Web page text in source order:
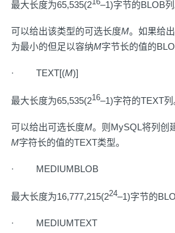
最大长度为65,535(2 –1)字节的BLOB列
可以给出该类型的可选长度M。如果给
为最小的但足以容纳M字节长的值的
· TEXT[(M)]
最大长度为65,535(216–1)字符的TEXT列
可以给出可选长度M。则MySQL将列创
M字符长的值的TEXT类型。
· MEDIUMBLOB
最大长度为16,777,215(224–1)字节的
· MEDIUMTEXT